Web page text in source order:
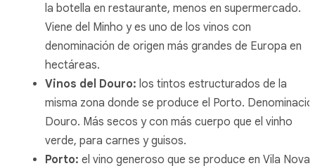
la botella en restaurante, menos en supermercado.
Viene del Minho y es uno de los vinos con
denominación de origen más grandes de Europa en
hectáreas.
Vinos del Douro: los tintos estructurados de la
misma zona donde se produce el Porto.
Douro. Más secos y con más cuerpo que el vinho
verde, para carnes y guisos.
Porto: el vino generoso que se produce en Vila Nova